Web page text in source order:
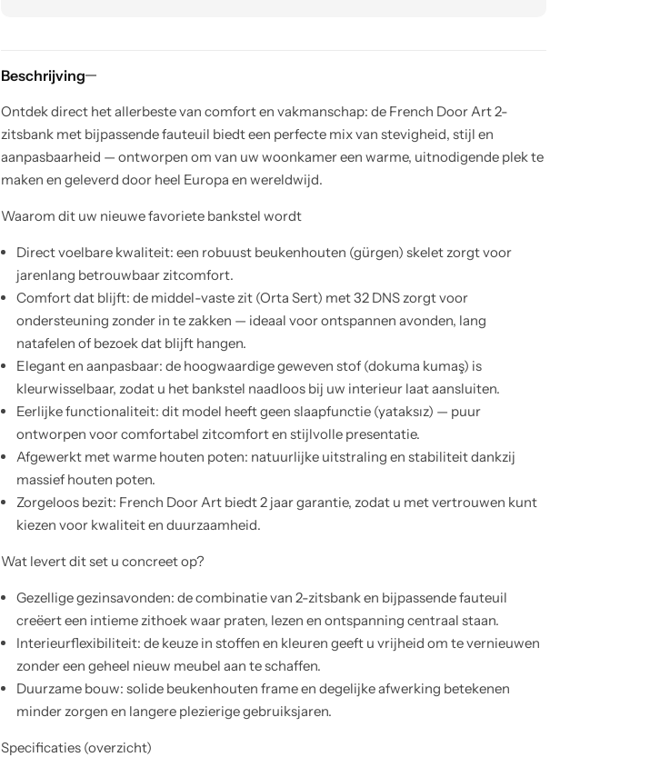
Beschrijving
Ontdek direct het allerbeste van comfort en vakmanschap: de French Door Art 2-
zitsbank met bijpassende fauteuil biedt een perfecte mix van stevigheid, stijl en
aanpasbaarheid — ontworpen om van uw woonkamer een warme, uitnodigende plek te
maken en geleverd door heel Europa en wereldwijd.
Waarom dit uw nieuwe favoriete bankstel wordt
Direct voelbare kwaliteit: een robuust beukenhouten (gürgen) skelet zorgt voor
jarenlang betrouwbaar zitcomfort.
Comfort dat blijft: de middel-vaste zit (Orta Sert) met 32 DNS zorgt voor
ondersteuning zonder in te zakken — ideaal voor ontspannen avonden, lang
natafelen of bezoek dat blijft hangen.
Elegant en aanpasbaar: de hoogwaardige geweven stof (dokuma kumaş) is
kleurwisselbaar, zodat u het bankstel naadloos bij uw interieur laat aansluiten.
Eerlijke functionaliteit: dit model heeft geen slaapfunctie (yatak­sız) — puur
ontworpen voor comfortabel zitcomfort en stijlvolle presentatie.
Afgewerkt met warme houten poten: natuurlijke uitstraling en stabiliteit dankzij
massief houten poten.
Zorgeloos bezit: French Door Art biedt 2 jaar garantie, zodat u met vertrouwen kunt
kiezen voor kwaliteit en duurzaamheid.
Wat levert dit set u concreet op?
Gezellige gezinsavonden: de combinatie van 2-zitsbank en bijpassende fauteuil
creëert een intieme zithoek waar praten, lezen en ontspanning centraal staan.
Interieurflexibiliteit: de keuze in stoffen en kleuren geeft u vrijheid om te vernieuwen
zonder een geheel nieuw meubel aan te schaffen.
Duurzame bouw: solide beukenhouten frame en degelijke afwerking betekenen
minder zorgen en langere plezierige gebruiksjaren.
Specificaties (overzicht)